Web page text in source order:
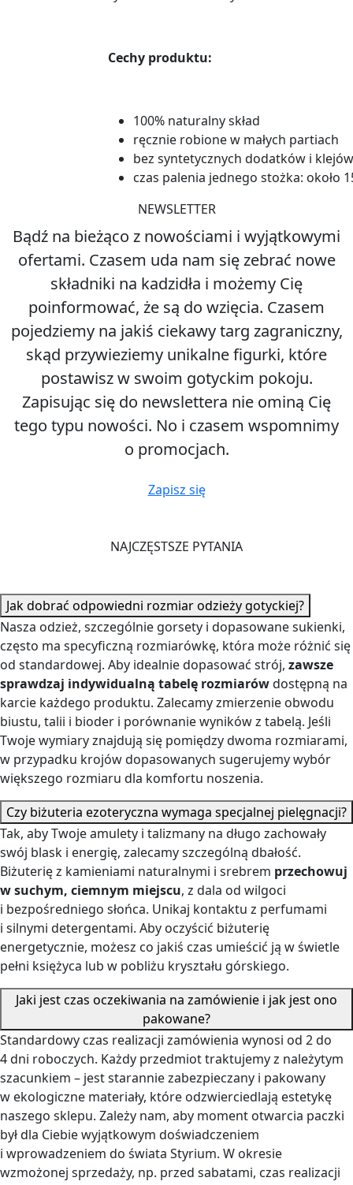
Cechy produktu:
100% naturalny skład
ręcznie robione w małych partiach
bez syntetycznych dodatków i klejów
czas palenia jednego stożka: około
NEWSLETTER
Bądź na bieżąco z nowościami i wyjątkowymi
ofertami. Czasem uda nam się zebrać nowe
składniki na kadzidła i możemy Cię
poinformować, że są do wzięcia. Czasem
pojedziemy na jakiś ciekawy targ zagraniczny,
skąd przywieziemy unikalne figurki, które
postawisz w swoim gotyckim pokoju.
Zapisując się do newslettera nie ominą Cię
tego typu nowości. No i czasem wspomnimy
o promocjach.
Zapisz się
NAJCZĘSTSZE PYTANIA
Jak dobrać odpowiedni rozmiar odzieży gotyckiej?
Nasza odzież, szczególnie gorsety i dopasowane sukienki,
często ma specyficzną rozmiarówkę, która może różnić się
od standardowej. Aby idealnie dopasować strój, zawsze
sprawdzaj indywidualną tabelę rozmiarówdostępną na
karcie każdego produktu. Zalecamy zmierzenie obwodu
biustu, talii i bioder i porównanie wyników z tabelą. Jeśli
Twoje wymiary znajdują się pomiędzy dwoma rozmiarami,
w przypadku krojów dopasowanych sugerujemy wybór
większego rozmiaru dla komfortu noszenia.
Czy biżuteria ezoteryczna wymaga specjalnej pielęgnacji?
Tak, aby Twoje amulety i talizmany na długo zachowały
swój blask i energię, zalecamy szczególną dbałość.
Biżuterię z kamieniami naturalnymi i srebrem przechowuj
w suchym, ciemnym miejscu, z dala od wilgoci
i bezpośredniego słońca. Unikaj kontaktu z perfumami
i silnymi detergentami. Aby oczyścić biżuterię
energetycznie, możesz co jakiś czas umieścić ją w świetle
pełni księżyca lub w pobliżu kryształu górskiego.
Jaki jest czas oczekiwania na zamówienie i jak jest ono
pakowane?
Standardowy czas realizacji zamówienia wynosi od 2 do
4 dni roboczych. Każdy przedmiot traktujemy z należytym
szacunkiem – jest starannie zabezpieczany i pakowany
w ekologiczne materiały, które odzwierciedlają estetykę
naszego sklepu. Zależy nam, aby moment otwarcia paczki
był dla Ciebie wyjątkowym doświadczeniem
i wprowadzeniem do świata Styrium. W okresie
wzmożonej sprzedaży, np. przed sabatami, czas realizacji